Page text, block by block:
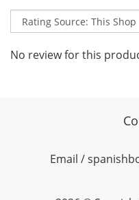
No review for this
Email /